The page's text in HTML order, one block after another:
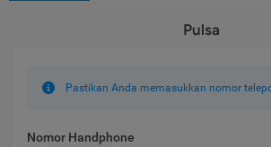
Pulsa
Pastikan Anda memasukkan nomor
Nomor Handphone